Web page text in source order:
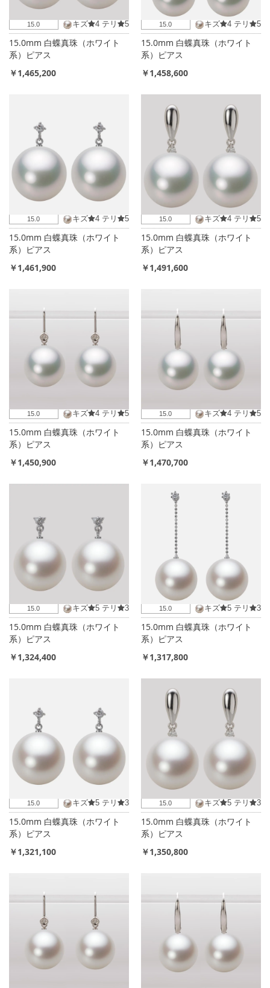
15.0 キズ 4 テリ 5
15.0mm 白蝶真珠（ホワイト
系）ピアス
￥1,465,200
15.0 キズ 4 テリ 5
15.0mm 白蝶真珠（ホワイト
系）ピアス
￥1,458,600
15.0 キズ 4 テリ 5
15.0mm 白蝶真珠（ホワイト
系）ピアス
￥1,461,900
15.0 キズ 4 テリ 5
15.0mm 白蝶真珠（ホワイト
系）ピアス
￥1,491,600
15.0 キズ 4 テリ 5
15.0mm 白蝶真珠（ホワイト
系）ピアス
￥1,450,900
15.0 キズ 4 テリ 5
15.0mm 白蝶真珠（ホワイト
系）ピアス
￥1,470,700
15.0 キズ 5 テリ 3
15.0mm 白蝶真珠（ホワイト
系）ピアス
￥1,324,400
15.0 キズ 5 テリ 3
15.0mm 白蝶真珠（ホワイト
系）ピアス
￥1,317,800
15.0 キズ 5 テリ 3
15.0mm 白蝶真珠（ホワイト
系）ピアス
￥1,321,100
15.0 キズ 5 テリ 3
15.0mm 白蝶真珠（ホワイト
系）ピアス
￥1,350,800